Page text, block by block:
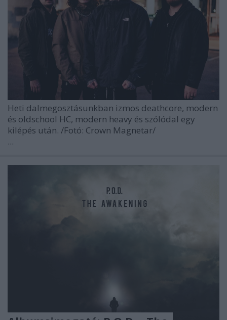
Heti dalmegosztásunkban izmos deathcore, modern
és oldschool HC, modern heavy és szólódal egy
kilépés után. /Fotó: Crown Magnetar/
...